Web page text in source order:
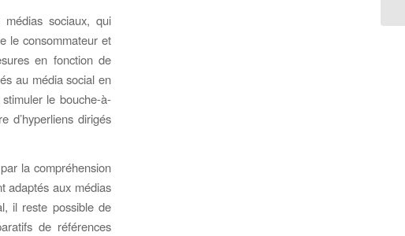
sociaux, qui
le consommateur et
en fonction de
au média social en
le bouche-à-
d’hyperliens dirigés
la compréhension
adaptés aux médias
il reste possible de
de références